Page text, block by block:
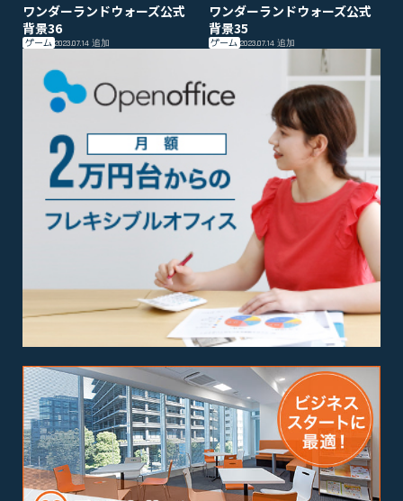
ワンダーランドウォーズ公式
背景36
ゲーム 2023.07.14 追加
ワンダーランドウォーズ公式
背景35
ゲーム 2023.07.14追加